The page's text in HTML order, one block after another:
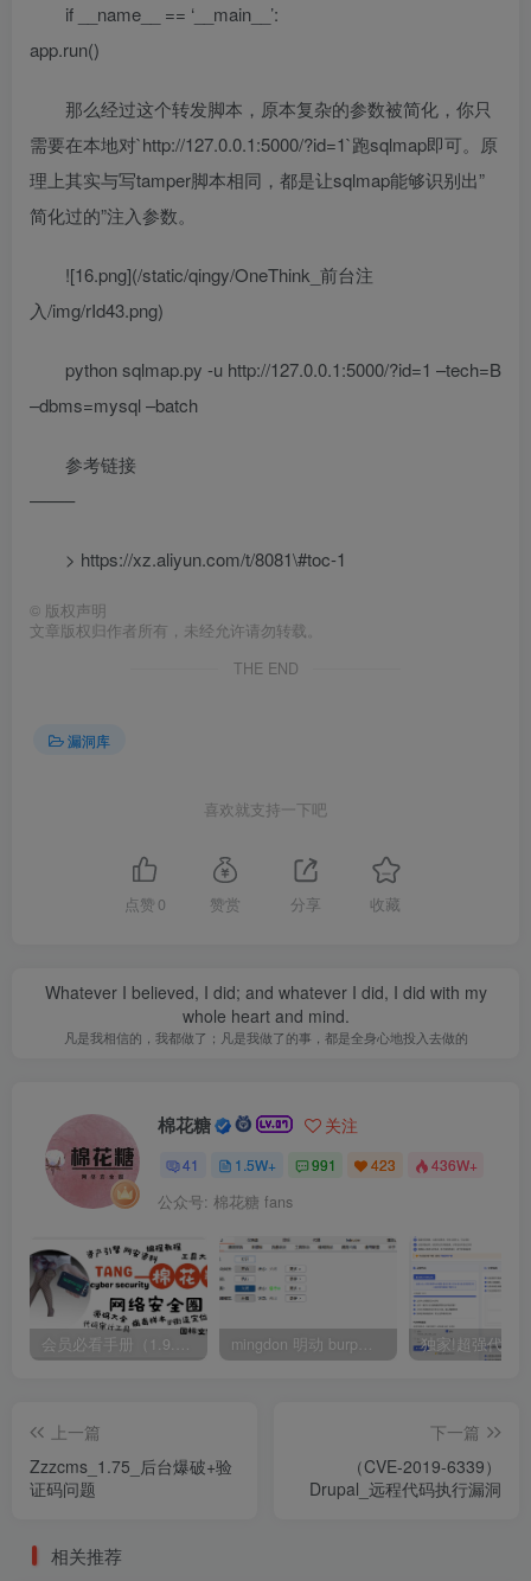
if __name__ == ‘__main__’:
app.run()
那么经过这个转发脚本，原本复杂的参数被简化，你只
需要在本地对`http://127.0.0.1:5000/?id=1`跑sqlmap即可。原
理上其实与写tamper脚本相同，都是让sqlmap能够识别出”
简化过的”注入参数。
![16.png](/static/qingy/OneThink_前台注
入/img/rId43.png)
python sqlmap.py -u http://127.0.0.1:5000/?id=1 –tech=B
–dbms=mysql –batch
参考链接
——–
> https://xz.aliyun.com/t/8081\#toc-1
© 版权声明
文章版权归作者所有，未经允许请勿转载。
THE END
漏洞库
喜欢就支持一下吧
点赞 0 赞赏 分享 收藏
Whatever I believed, I did; and whatever I did, I did with my
whole heart and mind.
凡是我相信的，我都做了；凡是我做了的事，都是全身心地投入去做的
棉花糖 关注
41 1.5W+ 991 423 436W+
公众号: 棉花糖 fans
会员必看手册（1.9.0版本 26.4.5更新） mingdon 明动 burp插件0.2.6版本 本地时间校验去除版
上一篇
Zzzcms_1.75_后台爆破+验
证码问题
下一篇
（CVE-2019-6339）
Drupal_远程代码执行漏洞
相关推荐